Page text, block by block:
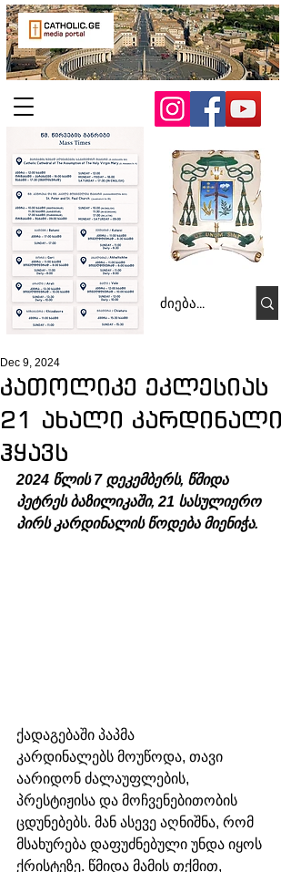
კათოლიკე ეკლესიას
21 ახალი კარდინალი
ჰყავს
Dec 9, 2024
2024 წლის 7 დეკემბერს, წმიდა
პეტრეს ბაზილიკაში, 21 სასულიერო
პირს კარდინალის წოდება მიენიჭა.
ქადაგებაში პაპმა
კარდინალებს მოუწოდა, თავი
აარიდონ ძალაუფლების,
პრესტიჟისა და მოჩვენებითობის
ცდუნებებს. მან ასევე აღნიშნა, რომ
მსახურება დაფუძნებული უნდა იყოს
ქრისტეზე. წმიდა მამის თქმით,